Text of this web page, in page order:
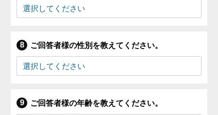
ご回答者様の性別を教えてください。
ご回答者様の年齢を教えてください。